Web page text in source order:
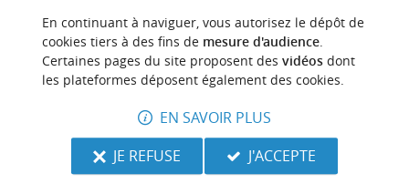
En continuant à naviguer, vous autorisez le dépôt de
cookies tiers à des fins de mesure d'audience.
Certaines pages du site proposent des vidéosdont
les plateformes déposent également des cookies.
EN SAVOIR PLUS
JE REFUSE
J'ACCEPTE